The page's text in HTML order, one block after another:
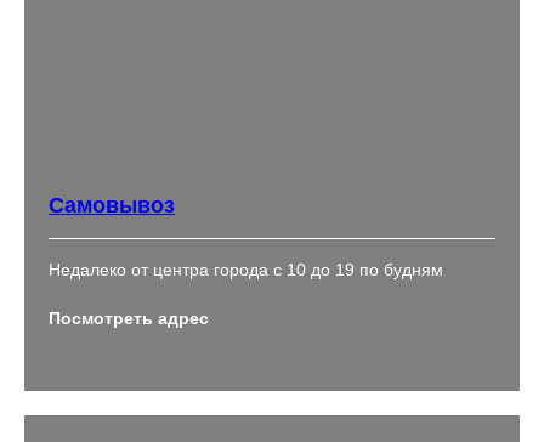
Самовывоз
Недалеко от центра города с 10 до 19 по будням
Посмотреть адрес